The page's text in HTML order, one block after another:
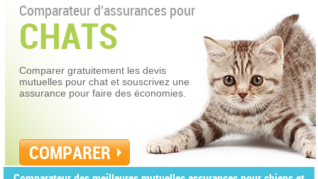
Comparateur d'assurances pour
CHATS
Comparer gratuitement les devis
mutuelles pour chat et souscrivez une
assurance pour faire des économies.
COMPARER